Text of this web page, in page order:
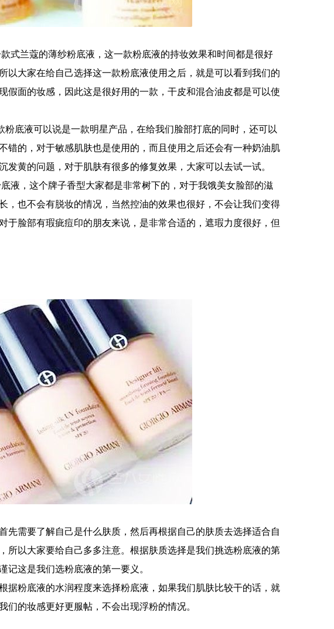
式兰蔻的薄纱粉底液，这一款粉底液的持妆效果和时间都是很好
以大家在给自己选择这一款粉底液使用之后，就是可以看到我们的
假面的妆感，因此这是很好用的一款，干皮和混合油皮都是可以使
粉底液可以说是一款明星产品，在给我们脸部打底的同时，还可以
错的，对于敏感肌肤也是使用的，而且使用之后还会有一种奶油肌
黄的问题，对于肌肤有很多的修复效果，大家可以去试一试。
液，这个牌子香型大家都是非常树下的，对于我饿美女脸部的滋
，也不会有脱妆的情况，当然控油的效果也很好，不会让我们变得
于脸部有瑕疵痘印的朋友来说，是非常合适的，遮瑕力度很好，但
先需要了解自己是什么肤质，然后再根据自己的肤质去选择适合自
所以大家要给自己多多注意。根据肤质选择是我们挑选粉底液的第
这是我们选粉底液的第一要义。
据粉底液的水润程度来选择粉底液，如果我们肌肤比较干的话，就
的妆感更好更服帖，不会出现浮粉的情况。